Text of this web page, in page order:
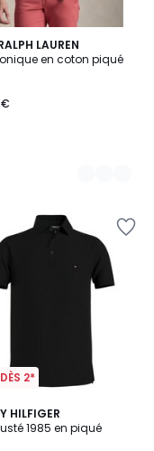
LAUREN
en coton piqué
€
2*
HILFIGER
1985 en piqué